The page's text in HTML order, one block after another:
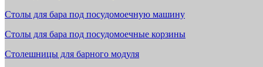
Столы для бара под посудомоечную машину
Столы для бара под посудомоечные корзины
Столешницы для барного модуля